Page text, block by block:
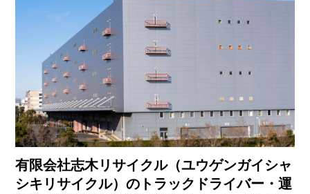
有限会社志木リサイクル（ユウゲンガイシャ
シキリサイクル）のトラックドライバー・運